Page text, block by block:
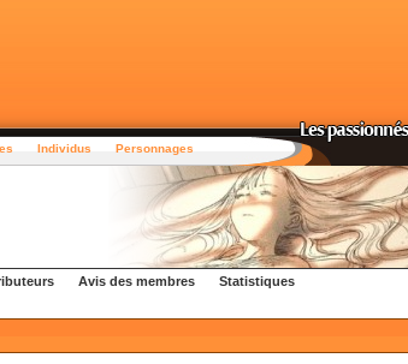
Individus Personnages
Avis des membres Statistiques